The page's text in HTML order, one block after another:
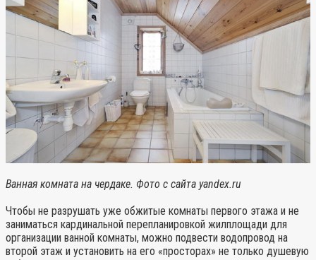
Ванная комната на чердаке. Фото с сайта yandex.ru
Чтобы не разрушать уже обжитые комнаты первого этажа и не
заниматься кардинальной перепланировкой жилплощади для
организации ванной комнаты, можно подвести водопровод на
второй этаж и установить на его «просторах» не только душевую